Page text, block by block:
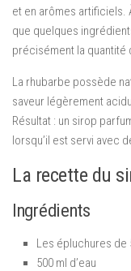
et en arômes artificiels.
que quelques
précisément la quantité
La rhubarbe possède
saveur légèrement
Résultat : un sirop
lorsqu’il est servi avec
La recette du
Ingrédients
Les épluchures de
500 ml d’eau